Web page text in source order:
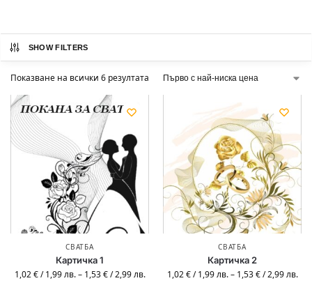
SHOW FILTERS
Показване на всички 6 резултата
СВАТБА
Картичка 1
1,02€ /1,99лв. – 1,53€ /2,99лв.
СВАТБА
Картичка 2
1,02€ /1,99лв. – 1,53€ /2,99лв.